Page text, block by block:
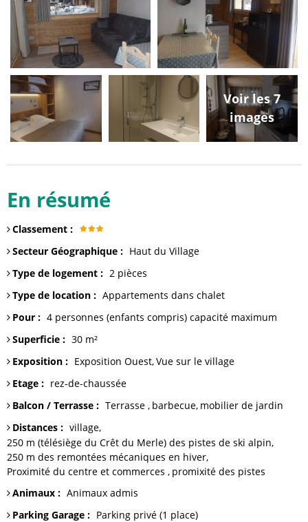
Voir les 7
images
En résumé
Classement :
Secteur Géographique : Haut du Village
Type de logement : 2 pièces
Type de location : Appartements dans chalet
Pour : 4 personnes (enfants compris) capacité maximum
Superficie : 30 m²
Exposition : Exposition Ouest Vue sur le village
Etage : rez-de-chaussée
Balcon / Terrasse : Terrasse barbecue mobilier de jardin
Distances : village
250 m (télésiège du Crêt du Merle) des pistes de ski alpin
250 m des remontées mécaniques en hiver
Proximité du centre et commerces
promixité des pistes
Animaux : Animaux admis
Parking Garage : Parking privé (1 place)